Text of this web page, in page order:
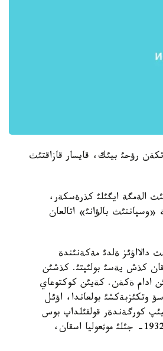
رؤحئ بيئك، قايسار قازاقتئث
الةمگة ايگئلئ كذرةسكةر،
بالؤانئ» اتالعان
دالااؤئز ةلدئ مةكةنئندة
كذش يةسئ بولئپتئ. كذشئن
ادام ةكةن. كةيئن كوكتوعاي
وتكئزبةكشئ بولعاندا، اؤئل
كورگةندةر قولقئلداپ بوس
جاتتئ دةيدئ. ونئث ءئنئسئ توتپاق بالؤان اتان وگئز، تذية كوتةرگةن ةكةن. 1932- جئلئ موثعوليا اسقان،